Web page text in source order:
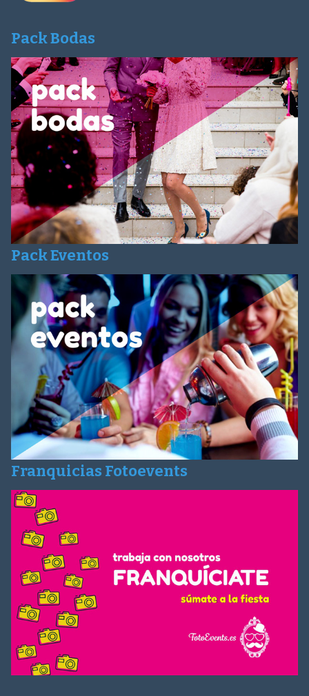
Pack Bodas
Pack Eventos
Franquicias Fotoevents